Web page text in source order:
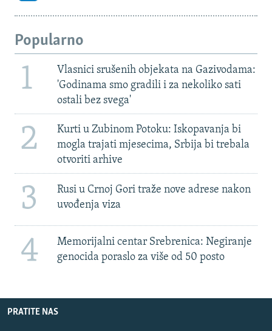
Popularno
1
Vlasnici srušenih objekata na Gazivodama:
'Godinama smo gradili i za nekoliko sati
ostali bez svega'
2
Kurti u Zubinom Potoku: Iskopavanja bi
mogla trajati mjesecima, Srbija bi trebala
otvoriti arhive
3
Rusi u Crnoj Gori traže nove adrese nakon
uvođenja viza
4
Memorijalni centar Srebrenica: Negiranje
genocida poraslo za više od 50 posto
PRATITE NAS